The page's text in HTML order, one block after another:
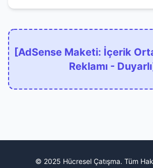
[AdSense Maketi: İçerik
Reklamı -
© 2025 Hücresel Çatışma. Tüm